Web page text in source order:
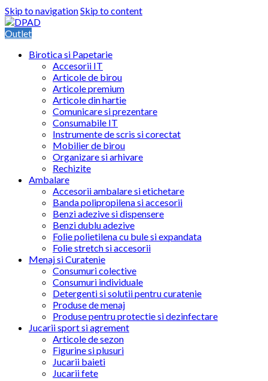
Skip to navigationSkip to content
Outlet
Birotica si Papetarie
Accesorii IT
Articole de birou
Articole premium
Articole din hartie
Comunicare si prezentare
Consumabile IT
Instrumente de scris si corectat
Mobilier de birou
Organizare si arhivare
Rechizite
Ambalare
Accesorii ambalare si etichetare
Banda polipropilena si accesorii
Benzi adezive si dispensere
Benzi dublu adezive
Folie polietilena cu bule si expandata
Folie stretch si accesorii
Menaj si Curatenie
Consumuri colective
Consumuri individuale
Detergenti si solutii pentru curatenie
Produse de menaj
Produse pentru protectie si dezinfectare
Jucarii sport si agrement
Articole de sezon
Figurine si plusuri
Jucarii baieti
Jucarii fete